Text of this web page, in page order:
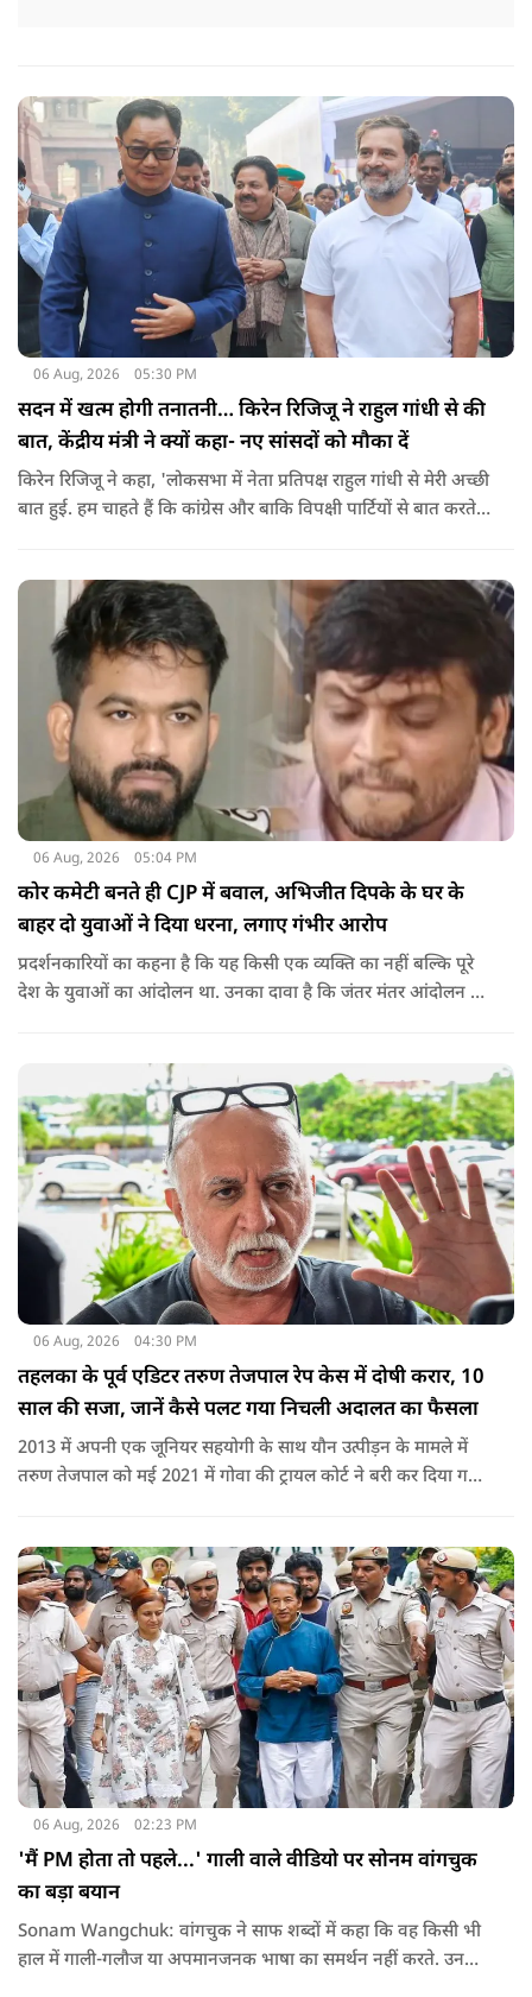
06 Aug, 2026 05:30 PM
सदन में खत्म होगी तनातनी… किरेन रिजिजू ने राहुल गांधी से की
बात, केंद्रीय मंत्री ने क्यों कहा- नए सांसदों को मौका दें
किरेन रिजिजू ने कहा, 'लोकसभा में नेता प्रतिपक्ष राहुल गांधी से मेरी अच्छी
बात हुई. हम चाहते हैं कि कांग्रेस और बाकि विपक्षी पार्टियों से बात करते
06 Aug, 2026 05:04 PM
कोर कमेटी बनते ही CJP में बवाल, अभिजीत दिपके के घर के
बाहर दो युवाओं ने दिया धरना, लगाए गंभीर आरोप
प्रदर्शनकारियों का कहना है कि यह किसी एक व्यक्ति का नहीं बल्कि पूरे
देश के युवाओं का आंदोलन था. उनका दावा है कि जंतर मंतर आंदोलन से
06 Aug, 2026 04:30 PM
तहलका के पूर्व एडिटर तरुण तेजपाल रेप केस में दोषी करार, 10
साल की सजा, जानें कैसे पलट गया निचली अदालत का फैसला
2013 में अपनी एक जूनियर सहयोगी के साथ यौन उत्पीड़न के मामले में
तरुण तेजपाल को मई 2021 में गोवा की ट्रायल कोर्ट ने बरी कर दिया गया
06 Aug, 2026 02:23 PM
'मैं PM होता तो पहले...' गाली वाले वीडियो पर सोनम वांगचुक
का बड़ा बयान
Sonam Wangchuk: वांगचुक ने साफ शब्दों में कहा कि वह किसी भी
हाल में गाली-गलौज या अपमानजनक भाषा का समर्थन नहीं करते. उनका